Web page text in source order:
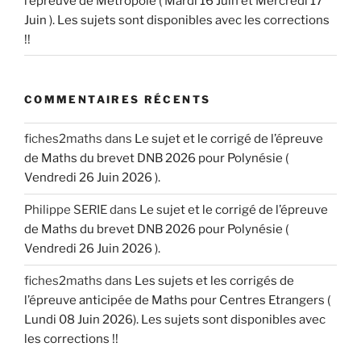
Juin ). Les sujets sont disponibles avec les corrections
!!
COMMENTAIRES RÉCENTS
fiches2maths dans Le sujet et le corrigé de l’épreuve
de Maths du brevet DNB 2026 pour Polynésie (
Vendredi 26 Juin 2026 ).
Philippe SERIEdans Le sujet et le corrigé de l’épreuve
de Maths du brevet DNB 2026 pour Polynésie (
Vendredi 26 Juin 2026 ).
fiches2maths dans Les sujets et les corrigés de
l’épreuve anticipée de Maths pour Centres Etrangers (
Lundi 08 Juin 2026). Les sujets sont disponibles avec
les corrections !!